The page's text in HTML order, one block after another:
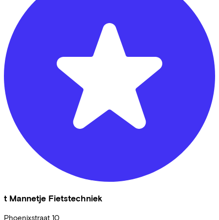
t Mannetje Fietstechniek
Phoenixstraat 10